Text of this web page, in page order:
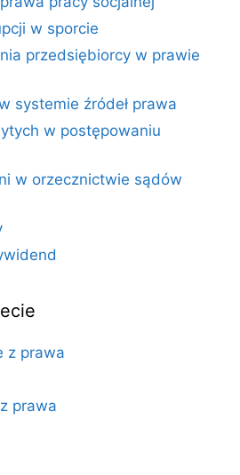
w sporcie
przedsiębiorcy w prawie
systemie źródeł prawa
w postępowaniu
w orzecznictwie sądów
z prawa
prawa